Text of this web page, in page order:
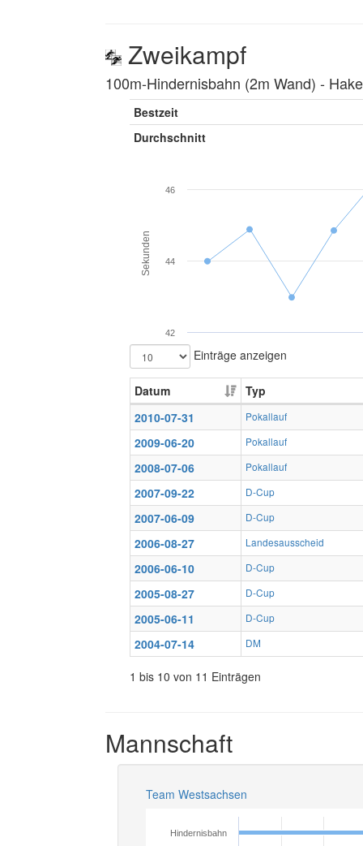
Zweikampf
100m-Hindernisbahn (2m Wand) ‐
Bestzeit
Durchschnitt
Sekunden
42
44
46
Einträge anzeigen
Datum
Typ
2010-07-31
Pokallauf
2009-06-20 Pokallauf
2008-07-06 Pokallauf
2007-09-22 D-Cup
2007-06-09 D-Cup
2006-08-27 Landesausscheid
2006-06-10 D-Cup
2005-08-27 D-Cup
2005-06-11 D-Cup
2004-07-14 DM
1 bis 10 von 11 Einträgen
Mannschaft
Team Westsachsen
Hindernisbahn